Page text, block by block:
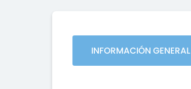
INFORMACIÓN GENERAL